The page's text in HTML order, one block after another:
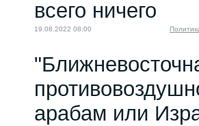
всего ничего
19.08.2022 08:00
арабам или